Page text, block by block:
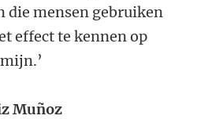
die mensen gebruiken
effect te kennen op
Muñoz